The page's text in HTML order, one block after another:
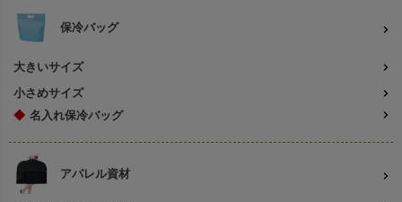
保冷バッグ
大きいサイズ
小さめサイズ
◆ 名入れ保冷バッグ
アパレル資材